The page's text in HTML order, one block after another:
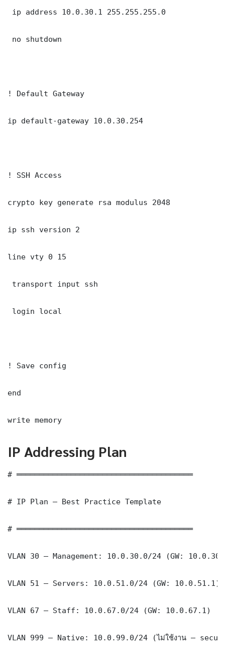
ip address 10.0.30.1 255.255.255.0
no shutdown
! Default Gateway
ip default-gateway 10.0.30.254
! SSH Access
crypto key generate rsa modulus 2048
ip ssh version 2
line vty 0 15
transport input ssh
login local
! Save config
end
write memory
IP Addressing Plan
# ═══════════════════════════════════════
# IP Plan — Best Practice Template
# ═══════════════════════════════════════
VLAN 30 — Management: 10.0.30.0/24 (GW:
VLAN 51 — Servers: 10.0.51.0/24 (GW: 10.0.51.1)
VLAN 67 — Staff: 10.0.67.0/24 (GW: 10.0.67.1)
VLAN 999 — Native: 10.0.99.0/24 (ไม่ใช้งาน —